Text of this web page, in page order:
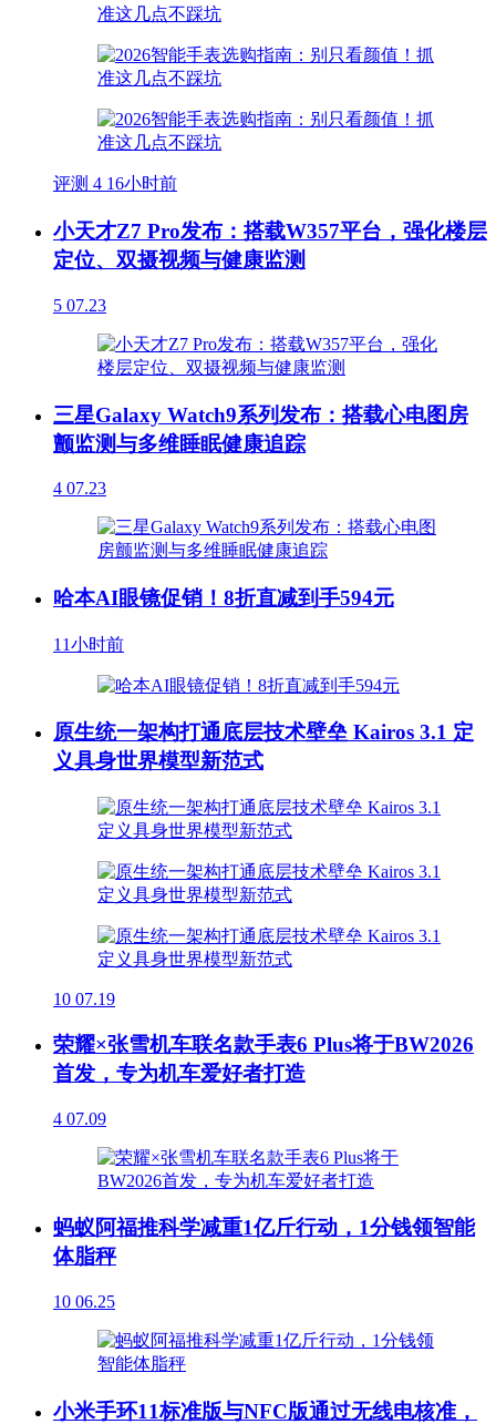
评测 4 16小时前
小天才Z7 Pro发布：搭载W357平台，强化楼层
定位、双摄视频与健康监测
5 07.23
三星Galaxy Watch9系列发布：搭载心电图房
颤监测与多维睡眠健康追踪
4 07.23
哈本AI眼镜促销！8折直减到手594元
11小时前
原生统一架构打通底层技术壁垒 Kairos 3.1 定
义具身世界模型新范式
10 07.19
荣耀×张雪机车联名款手表6 Plus将于BW2026
首发，专为机车爱好者打造
4 07.09
蚂蚁阿福推科学减重1亿斤行动，1分钱领智能
体脂秤
10 06.25
小米手环11标准版与NFC版通过无线电核准，